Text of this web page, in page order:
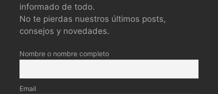
informado de todo.
No te pierdas nuestros últimos posts,
consejos y novedades.
Nombre o nombre completo
Email